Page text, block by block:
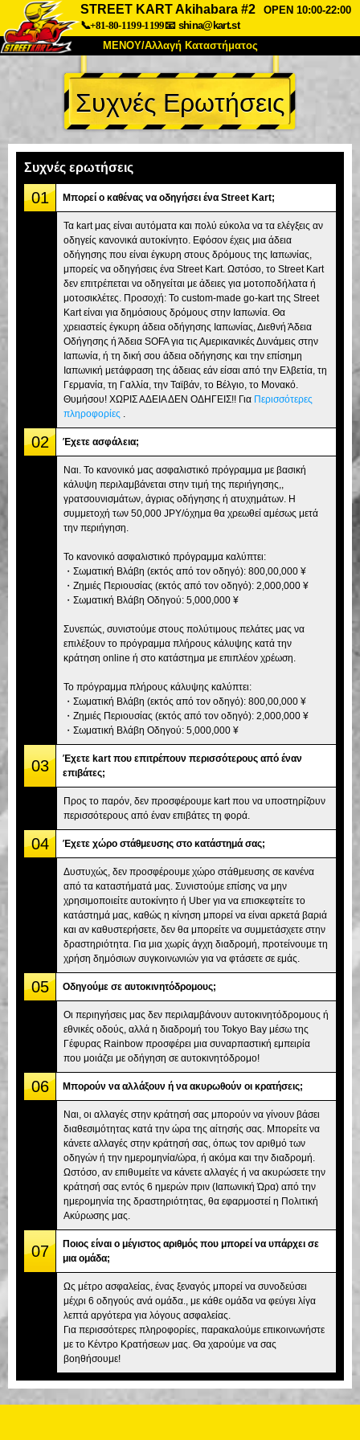
STREET KART Akihabara #2
OPEN 10:00-22:00
📞+81-80-1199-1199📧 shina@kart.st
ΜΕΝΟΥ/Αλλαγή Καταστήματος
ΚΥΡΙΩΣ
Σχετικά Προδιαγραφές Τιμές
Συχνές Ερωτήσεις
Εταιρεία
Αλλαγή Καταστήματος
Τόκιο Σινάγαουα #1 Τόκιο Ακίχαμπαρα #1
Τόκιο Ακίχαμπαρα #2 Τόκιο Σιμπούγια
Τόκιο Σιμπούγια Annex Τόκιο Κόλπος
Τόκιο Ασακούσα Οσάκα
Οκινάουα
Συχνές Ερωτήσεις
Συχνές ερωτήσεις
01 Μπορεί ο καθένας να οδηγήσει ένα Street Kart;
Τα kart μας είναι αυτόματα και πολύ εύκολα να τα ελέγξεις αν
οδηγείς κανονικά αυτοκίνητο. Εφόσον έχεις μια άδεια
οδήγησης που είναι έγκυρη στους δρόμους της Ιαπωνίας,
μπορείς να οδηγήσεις ένα Street Kart. Ωστόσο, το Street Kart
δεν επιτρέπεται να οδηγείται με άδειες για μοτοποδήλατα ή
μοτοσικλέτες. Προσοχή: Το custom-made go-kart της Street
Kart είναι για δημόσιους δρόμους στην Ιαπωνία. Θα
χρειαστείς έγκυρη άδεια οδήγησης Ιαπωνίας, Διεθνή Άδεια
Οδήγησης ή Άδεια SOFA για τις Αμερικανικές Δυνάμεις στην
Ιαπωνία, ή τη δική σου άδεια οδήγησης και την επίσημη
Ιαπωνική μετάφραση της άδειας εάν είσαι από την Ελβετία, τη
Γερμανία, τη Γαλλία, την Ταϊβάν, το Βέλγιο, το Μονακό.
Θυμήσου! ΧΩΡΙΣ ΑΔΕΙΑ ΔΕΝ ΟΔΗΓΕΙΣ!! Για Περισσότερες
πληροφορίες
02 Έχετε ασφάλεια;
Ναι. Το κανονικό μας ασφαλιστικό πρόγραμμα με βασική
κάλυψη περιλαμβάνεται στην τιμή της περιήγησης,,
γρατσουνισμάτων, άγριας οδήγησης ή ατυχημάτων. Η
συμμετοχή των 50,000 JPY/όχημα θα χρεωθεί αμέσως μετά
την περιήγηση.
Το κανονικό ασφαλιστικό πρόγραμμα καλύπτει:
・Σωματική Βλάβη (εκτός από τον οδηγό): 800,00,000 ¥
・Ζημιές Περιουσίας (εκτός από τον οδηγό): 2,000,000 ¥
・Σωματική Βλάβη Οδηγού: 5,000,000 ¥
Συνεπώς, συνιστούμε στους πολύτιμους πελάτες μας να
επιλέξουν το πρόγραμμα πλήρους κάλυψης κατά την
κράτηση online ή στο κατάστημα με επιπλέον χρέωση.
Το πρόγραμμα πλήρους κάλυψης καλύπτει:
・Σωματική Βλάβη (εκτός από τον οδηγό): 800,00,000 ¥
・Ζημιές Περιουσίας (εκτός από τον οδηγό): 2,000,000 ¥
・Σωματική Βλάβη Οδηγού: 5,000,000 ¥
03
Έχετε kart που επιτρέπουν περισσότερους από έναν
επιβάτες;
Προς το παρόν, δεν προσφέρουμε kart που να υποστηρίζουν
περισσότερους από έναν επιβάτες τη φορά.
04 Έχετε χώρο στάθμευσης στο κατάστημά σας;
Δυστυχώς, δεν προσφέρουμε χώρο στάθμευσης σε κανένα
από τα καταστήματά μας. Συνιστούμε επίσης να μην
χρησιμοποιείτε αυτοκίνητο ή Uber για να επισκεφτείτε το
κατάστημά μας, καθώς η κίνηση μπορεί να είναι αρκετά βαριά
και αν καθυστερήσετε, δεν θα μπορείτε να συμμετάσχετε στην
δραστηριότητα. Για μια χωρίς άγχη διαδρομή, προτείνουμε τη
χρήση δημόσιων συγκοινωνιών για να φτάσετε σε εμάς.
05 Οδηγούμε σε αυτοκινητόδρομους;
Οι περιηγήσεις μας δεν περιλαμβάνουν αυτοκινητόδρομους ή
εθνικές οδούς, αλλά η διαδρομή του Tokyo Bay μέσω της
Γέφυρας Rainbow προσφέρει μια συναρπαστική εμπειρία
που μοιάζει με οδήγηση σε αυτοκινητόδρομο!
06 Μπορούν να αλλάξουν ή να ακυρωθούν οι κρατήσεις;
Ναι, οι αλλαγές στην κράτησή σας μπορούν να γίνουν βάσει
διαθεσιμότητας κατά την ώρα της αίτησής σας. Μπορείτε να
κάνετε αλλαγές στην κράτησή σας, όπως τον αριθμό των
οδηγών ή την ημερομηνία/ώρα, ή ακόμα και την διαδρομή.
Ωστόσο, αν επιθυμείτε να κάνετε αλλαγές ή να ακυρώσετε την
κράτησή σας εντός 6 ημερών πριν (Ιαπωνική Ώρα) από την
ημερομηνία της δραστηριότητας, θα εφαρμοστεί η Πολιτική
Ακύρωσης μας.
07
Ποιος είναι ο μέγιστος αριθμός που μπορεί να υπάρχει σε
μια ομάδα;
Ως μέτρο ασφαλείας, ένας ξεναγός μπορεί να συνοδεύσει
μέχρι 6 οδηγούς ανά ομάδα., με κάθε ομάδα να φεύγει λίγα
λεπτά αργότερα για λόγους ασφαλείας.
Για περισσότερες πληροφορίες, παρακαλούμε επικοινωνήστε
με το Κέντρο Κρατήσεων μας. Θα χαρούμε να σας
βοηθήσουμε!